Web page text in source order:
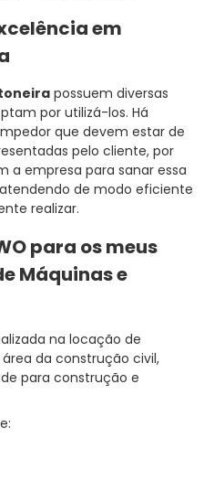
em
possuem diversas
por utilizá-los. Há
que devem estar de
pelo cliente, por
a empresa para sanar essa
de modo eficiente
realizar.
para os meus
Máquinas e
na locação de
da construção civil,
para construção e